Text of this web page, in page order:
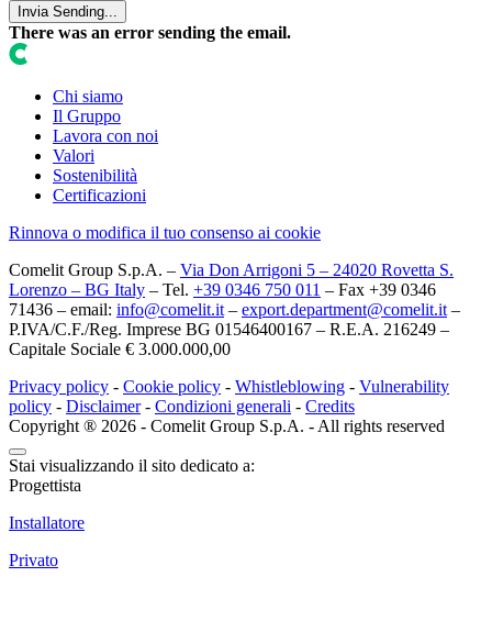
Invia Sending...
There was an error sending the email.
Chi siamo
Il Gruppo
Lavora con noi
Valori
Sostenibilità
Certificazioni
Rinnova o modifica il tuo consenso ai cookie
Comelit Group S.p.A. – Via Don Arrigoni 5 – 24020 Rovetta S.
Lorenzo – BG Italy – Tel. +39 0346 750 011 – Fax +39 0346
71436 – email: info@comelit.it – export.department@comelit.it –
P.IVA/C.F./Reg. Imprese BG 01546400167 – R.E.A. 216249 –
Capitale Sociale € 3.000.000,00
Privacy policy - Cookie policy - Whistleblowing - Vulnerability
policy - Disclaimer- Condizioni generali - Credits
Copyright ® 2026 - Comelit Group S.p.A. - All rights reserved
Stai visualizzando il sito dedicato a:
Progettista
Installatore
Privato